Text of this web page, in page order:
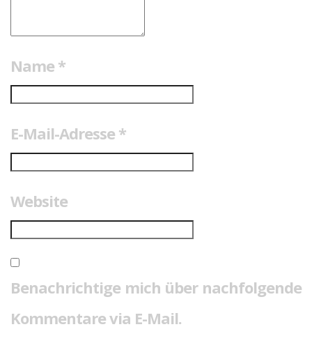
Name *
E-Mail-Adresse *
Website
Benachrichtige mich über nachfolgende
Kommentare via E-Mail.